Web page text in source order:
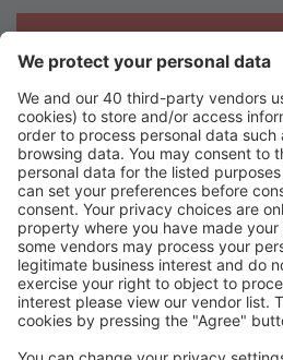
Es tut uns leid, wir
Ergebnisse aufzeigen
Bitte starten Sie Ihre Suche erneut mit
Copyright © eSky.at. Alle Rechte